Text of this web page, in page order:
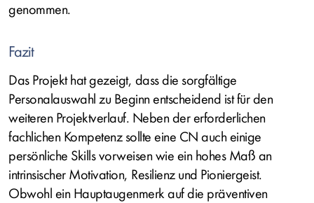
genommen.
Fazit
Das Projekt hat gezeigt, dass die sorgfältige
Personalauswahl zu Beginn entscheidend ist für den
weiteren Projektverlauf. Neben der erforderlichen
fachlichen Kompetenz sollte eine CN auch einige
persönliche Skills vorweisen wie ein hohes Maß an
intrinsischer Motivation, Resilienz und Pioniergeist.
Obwohl ein Hauptaugenmerk auf die präventiven